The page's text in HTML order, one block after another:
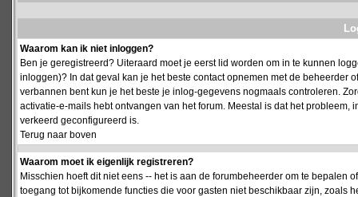
Waarom kan ik niet inloggen?
Ben je geregistreerd? Uiteraard moet je eerst lid worden om in te kunnen
inloggen)? In dat geval kan je het beste contact opnemen met de beheerder
verbannen bent kun je het beste je inlog-gegevens nogmaals controleren.
activatie-e-mails hebt ontvangen van het forum. Meestal is dat het
verkeerd geconfigureerd is.
Terug naar boven
Waarom moet ik eigenlijk registreren?
Misschien hoeft dit niet eens -- het is aan de forumbeheerder om te bepalen
toegang tot bijkomende functies die voor gasten niet beschikbaar zijn,